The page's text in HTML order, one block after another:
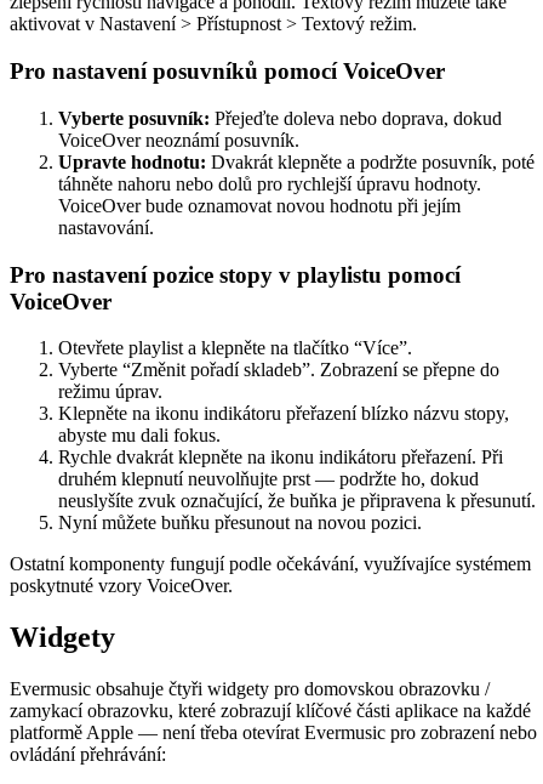
aktivovat v Nastavení > Přístupnost > Textový režim.
Pro nastavení posuvníků pomocí VoiceOver
Vyberte posuvník: Přejeďte doleva nebo doprava, dokud
VoiceOver neoznámí posuvník.
Upravte hodnotu: Dvakrát klepněte a podržte posuvník, poté
táhněte nahoru nebo dolů pro rychlejší úpravu hodnoty.
VoiceOver bude oznamovat novou hodnotu při jejím
nastavování.
Pro nastavení pozice stopy v playlistu pomocí
VoiceOver
Otevřete playlist a klepněte na tlačítko “Více”.
Vyberte “Změnit pořadí skladeb”. Zobrazení se přepne do
režimu úprav.
Klepněte na ikonu indikátoru přeřazení blízko názvu stopy,
abyste mu dali fokus.
Rychle dvakrát klepněte na ikonu indikátoru přeřazení. Při
druhém klepnutí neuvolňujte prst — podržte ho, dokud
neuslyšíte zvuk označující, že buňka je připravena k přesunutí.
Nyní můžete buňku přesunout na novou pozici.
Ostatní komponenty fungují podle očekávání, využívajíce systémem
poskytnuté vzory VoiceOver.
Widgety
Evermusic obsahuje čtyři widgety pro domovskou obrazovku /
zamykací obrazovku, které zobrazují klíčové části aplikace na každé
platformě Apple — není třeba otevírat Evermusic pro zobrazení nebo
ovládání přehrávání: